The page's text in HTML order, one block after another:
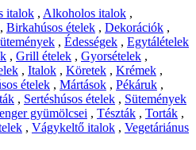
italok , Alkoholos italok ,
, Birkahúsos ételek , Dekorációk ,
, Édességek , Egytálételek
, Grill ételek , Gyorsételek ,
, Italok , Köretek , Krémek ,
ételek , Mártások , Pékáruk ,
, Sertéshúsos ételek , Sütemények
gyümölcsei , Tészták , Torták ,
, Vágykeltő italok , Vegetáriánus